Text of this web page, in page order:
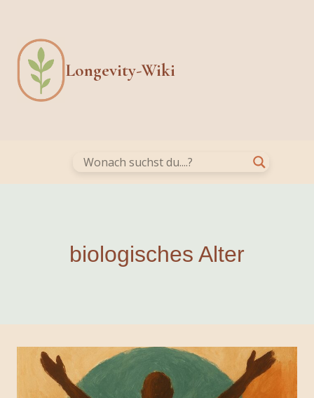
content
Longevity-Wiki
biologisches Alter